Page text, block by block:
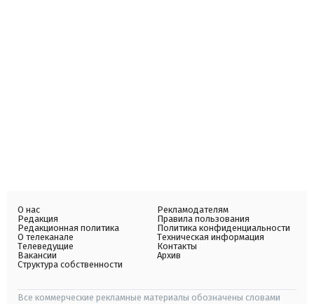
О нас
Редакция
Редакционная политика
О телеканале
Телеведущие
Вакансии
Структура собственности
Рекламодателям
Правила пользования
Политика конфиденциальности
Техническая информация
Контакты
Архив
Все коммерческие рекламные материалы обозначены словами